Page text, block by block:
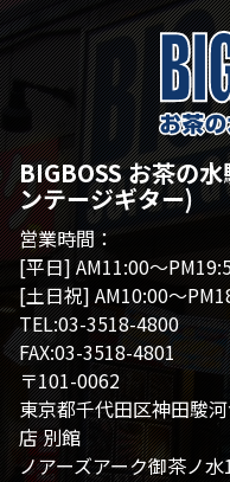
BIGBOSS お茶の
ンテージギター)
営業時間：
[平日] AM11:00～
[土日祝] AM10:00～
TEL:03-3518-4800
FAX:03-3518-4801
〒101-0062
東京都千代田区神田駿
店 別館
ノアーズアーク御茶ノ水